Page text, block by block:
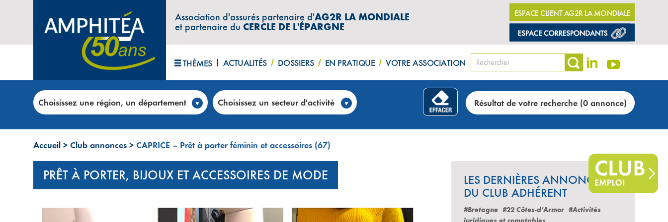
Association d'assurés partenaire d'AG2R LA MONDIALE
et partenaire duCERCLE DE L'ÉPARGNE
ESPACE CLIENT AG2R LA MONDIALE
THÈMES ACTUALITÉS DOSSIERS EN PRATIQUE VOTRE ASSOCIATION
Choisissez une région, un département Choisissez un secteur d'activité Résultat de votre recherche (0 annonce)
Accueil > Club annonces > CAPRICE – Prêt à porter féminin et accessoires (67)
PRÊT À PORTER, BIJOUX ET ACCESSOIRES DE MODE
LES DERNIÈRES ANNONCES
DU CLUB ADHÉRENT
#Bretagne #22 Côtes-d’Armor #Activités